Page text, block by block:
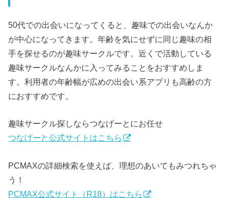
50代での出会いになってくると、趣味での出会いなんか
が中心になってきます。年齢を気にせずに同じ趣味の相
手を探せるのが趣味サークルです。近くで活動している
趣味サークルなんかに入ってみることをおすすめしま
す。利用者の年齢幅が広めの出会い系アプリも高齢の方
におすすめです。
趣味サークル探しならつなげーとにお任せ
つなげーと公式サイトはこちら
PCMAXの詳細検索を使えば、理想のあいてもみつれちゃ
う！
PCMAX公式サイト（R18）はこちら